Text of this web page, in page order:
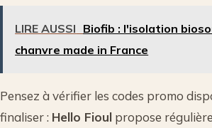
LIRE AUSSI Biofib : l'isolation
chanvre made in France
Pensez à vérifier les codes promo
finaliser : Hello Fioul propose